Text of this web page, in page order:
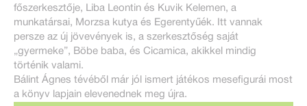
főszerkesztője, Liba Leontin és Kuvik Kelemen, a
munkatársai, Morzsa kutya és Egerentyűék. Itt vannak
persze az új jövevények is, a szerkesztőség saját
„gyermeke”, Böbe baba, és Cicamica, akikkel mindig
történik valami.
Bálint Ágnes tévéből már jól ismert játékos mesefigurái most
a könyv lapjain elevenednek meg újra.